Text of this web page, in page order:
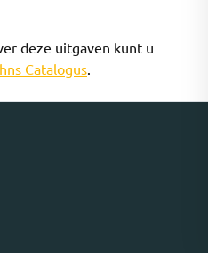
deze uitgaven kunt u
Catalogus.